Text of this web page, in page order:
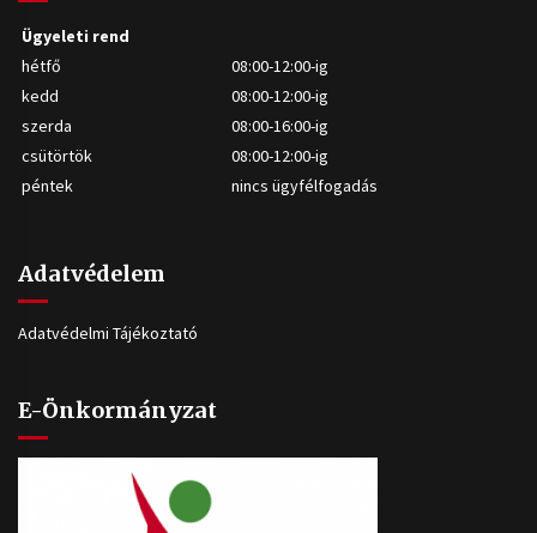
Ügyeleti rend
hétfő
08:00-12:00-ig
kedd
08:00-12:00-ig
szerda
08:00-16:00-ig
csütörtök
08:00-12:00-ig
péntek
nincs ügyfélfogadás
Adatvédelem
Adatvédelmi Tájékoztató
E-Önkormányzat